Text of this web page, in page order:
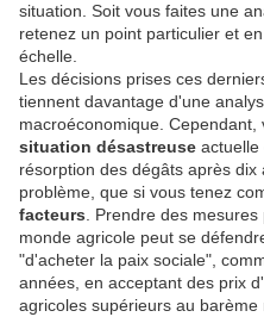
situation. Soit vous faites une
retenez un point particulier et
échelle.
Les décisions prises ces
tiennent davantage d'une
macroéconomique.
situation désastreuse actuelle
résorption des dégâts après
problème, que si vous tenez
facteurs . Prendre des
monde agricole peut se
"d'acheter la paix sociale",
années, en acceptant des prix
agricoles supérieurs au